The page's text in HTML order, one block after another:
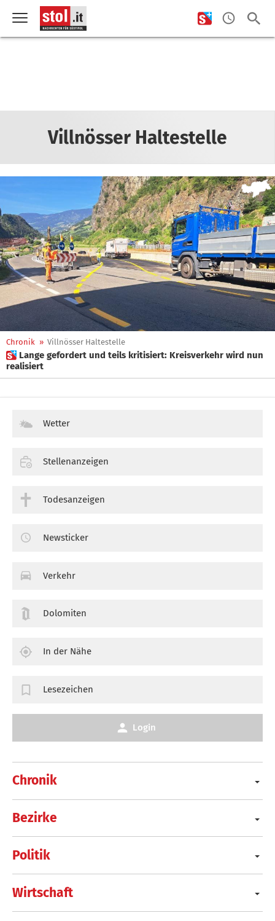
Villnösser Haltestelle
Chronik » Villnösser Haltestelle
 Lange gefordert und teils kritisiert: Kreisverkehr wird nun
realisiert
Chronik
Bezirke
Politik
Wirtschaft
Wetter
Stellenanzeigen
Todesanzeigen
Newsticker
Verkehr
Dolomiten
In der Nähe
Lesezeichen
Login